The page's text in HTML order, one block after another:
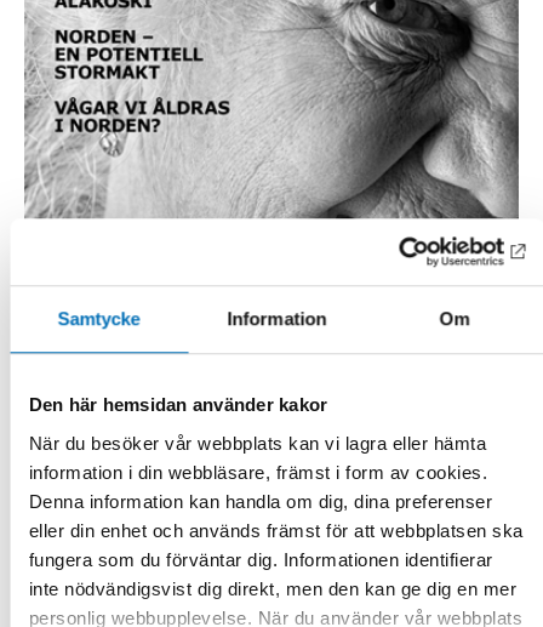
Samtycke Information Om
Den här hemsidan använder kakor
När du besöker vår webbplats kan vi lagra eller hämta
information i din webbläsare, främst i form av cookies.
Denna information kan handla om dig, dina preferenser
eller din enhet och används främst för att webbplatsen ska
fungera som du förväntar dig. Informationen identifierar
inte nödvändigsvist dig direkt, men den kan ge dig en mer
personlig webbupplevelse. När du använder vår webbplats
TIDSKRIFT- VÄLFÄRDSPOLITIK
7 maj 2014
Magasin 2014
Även i år publicerar Nordens Välfärdscenter ett Magasin
som både blickar tillbaka på det gångna året och ser fram